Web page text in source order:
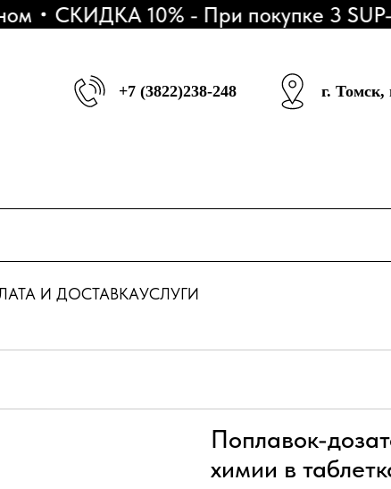
СКИДКА 10% - При покупке 3 SUP-
+7 (3822)238-248 г. Томск,
И ДОСТАВКАУСЛУГИ
Поплавок-
химии в